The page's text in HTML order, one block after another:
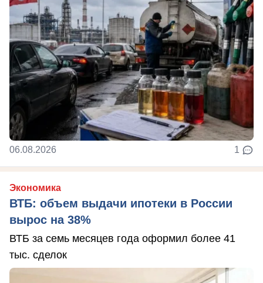
06.08.2026 1
Экономика
ВТБ: объем выдачи ипотеки в России
вырос на 38%
ВТБ за семь месяцев года оформил более 41
тыс. сделок